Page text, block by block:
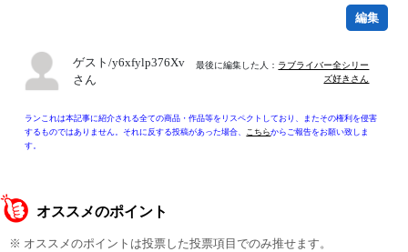
編集
ゲスト/y6xfylp376Xv
さん
最後に編集した人： ラブライバー全シリー
ズ好きさん
ランこれは本記事に紹介される全ての商品・作品等をリスペクトしており、またその権利を侵害
するものではありません。それに反する投稿があった場合、 こちらからご報告をお願い致しま
す。
オススメのポイント
※ オススメのポイントは投票した投票項目でのみ推せます。